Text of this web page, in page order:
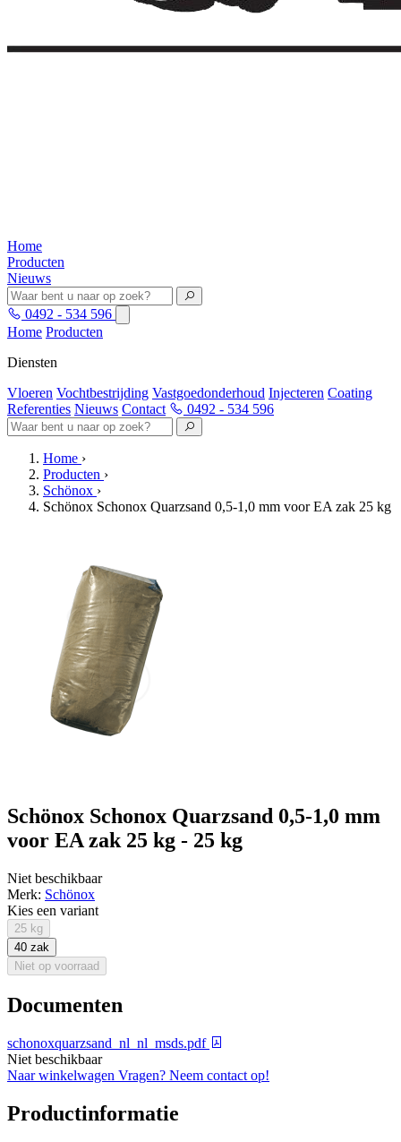
Home
Producten
Nieuws
0492 - 534 596
Home Producten
Diensten
Vloeren Vochtbestrijding Vastgoedonderhoud Injecteren Coating
Referenties Nieuws Contact 0492 - 534 596
Home ›
Producten ›
Schönox ›
Schönox Schonox Quarzsand 0,5-1,0 mm voor EA zak 25 kg
Schönox Schonox Quarzsand 0,5-1,0 mm
voor EA zak 25 kg - 25 kg
Niet beschikbaar
Merk: Schönox
Kies een variant
25 kg
40 zak
Niet op voorraad
Documenten
schonoxquarzsand_nl_nl_msds.pdf
Niet beschikbaar
Naar winkelwagen Vragen? Neem contact op!
Productinformatie